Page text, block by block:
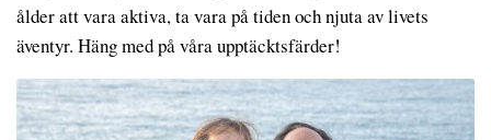
ålder att vara aktiva, ta vara på tiden och njuta av livets
äventyr. Häng med på våra upptäcktsfärder!